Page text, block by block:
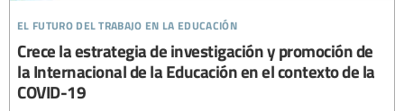
el futuro del trabajo en la educación
Crece la estrategia de investigación y promoción de
la Internacional de la Educación en el contexto de la
COVID-19